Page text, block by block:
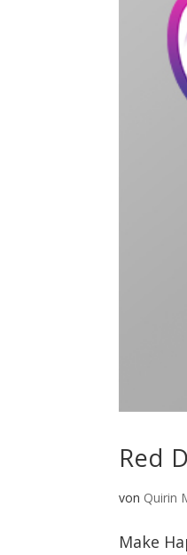
Red
von Quirin
Make